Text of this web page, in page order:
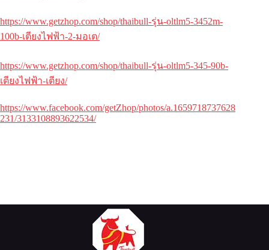
https://www.getzhop.com/shop/thaibull-รุ่น-oltlm5-3452m-
100b-เตียงไฟฟ้า-2-มอเต/
https://www.getzhop.com/shop/thaibull-รุ่น-oltlm5-345-90b-
เตียงไฟฟ้า-เตียง/
https://www.facebook.com/getZhop/photos/a.1659718737628
231/3133108893622534/